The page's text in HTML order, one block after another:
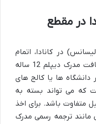
در مقطع
در کانادا، اتمام
موفقیت آمیز دوره دبیرستان و دریافت مدرک دیپلم 12 ساله
دانشگاه ها یا کالج های
بین 3 تا 4 سال است که می تواند بسته به
متفاوت باشد. برای اخذ
مانند ترجمه رسمی مدرک